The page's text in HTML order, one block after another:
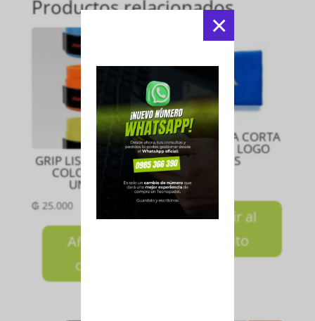
×
Productos relacionados
GRIP LISO SURTIDOS
COLORES POR
UNIDAD
₲25.000
Añadir al
carrito
MUÑEQUERA CORTA
AZUL CON LOGO
GRIS S
₲65.000
Añadir al
carrito